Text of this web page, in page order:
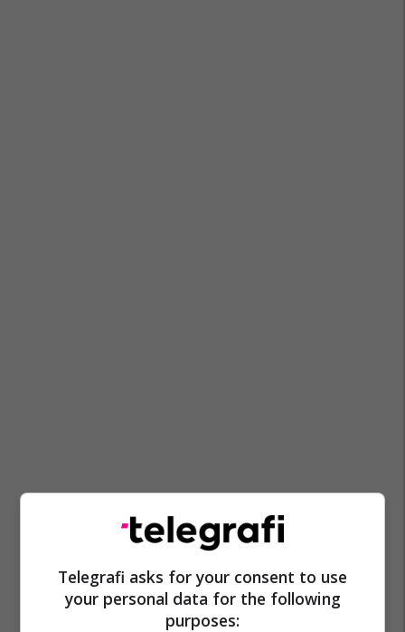
Telegrafi asks for your consent to use
your personal data for the following
purposes: